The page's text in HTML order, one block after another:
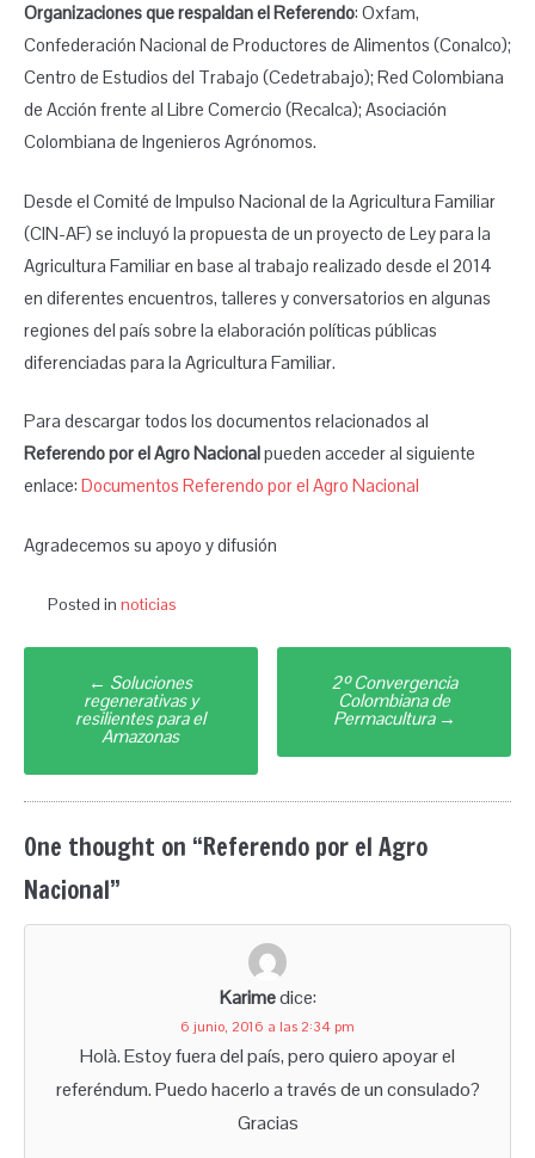
Organizaciones que respaldan el Referendo: Oxfam,
Confederación Nacional de Productores de Alimentos (Conalco);
Centro de Estudios del Trabajo (Cedetrabajo); Red Colombiana
de Acción frente al Libre Comercio (Recalca); Asociación
Colombiana de Ingenieros Agrónomos.
Desde el Comité de Impulso Nacional de la Agricultura Familiar
(CIN-AF) se incluyó la propuesta de un proyecto de Ley para la
Agricultura Familiar en base al trabajo realizado desde el 2014
en diferentes encuentros, talleres y conversatorios en algunas
regiones del país sobre la elaboración políticas públicas
diferenciadas para la Agricultura Familiar.
Para descargar todos los documentos relacionados al
Referendo por el Agro Nacionalpueden acceder al siguiente
enlace: Documentos Referendo por el Agro Nacional
Agradecemos su apoyo y difusión
Posted in noticias
Post
navigation
← Soluciones
regenerativas y
resilientes para el
Amazonas
2º Convergencia
Colombiana de
Permacultura →
One thought on “Referendo por el Agro
Nacional”
Karimedice:
6 junio, 2016 a las 2:34 pm
Holà. Estoy fuera del país, pero quiero apoyar el
referéndum. Puedo hacerlo a través de un consulado?
Gracias